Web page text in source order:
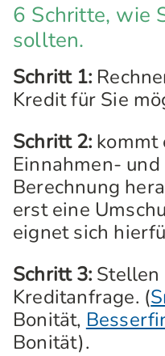
6 Schritte, wie
sollten.
Schritt 1:
Kredit für Sie
Schritt 2: kommt
Einnahmen-
Berechnung
erst eine
eignet sich
Schritt 3: Stellen
Kreditanfrage. (
Bonität,
Bonität).